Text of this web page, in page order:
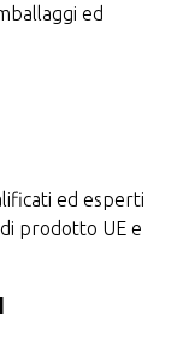
ed
ed esperti
prodotto UE e